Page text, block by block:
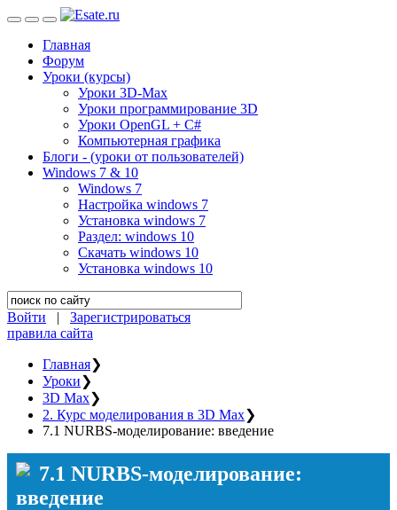
Главная
Форум
Уроки (курсы)
Уроки 3D-Max
Уроки программирование 3D
Уроки OpenGL + C#
Компьютерная графика
Блоги - (уроки от пользователей)
Windows 7 & 10
Windows 7
Настройка windows 7
Установка windows 7
Раздел: windows 10
Скачать windows 10
Установка windows 10
Войти | Зарегистрироваться
правила сайта
Главная❯
Уроки❯
3D Max❯
2. Курс моделирования в 3D Max❯
7.1 NURBS-моделирование: введение
7.1 NURBS-моделирование:
введение